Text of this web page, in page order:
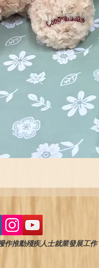
作推動殘疾人士就業發展工作